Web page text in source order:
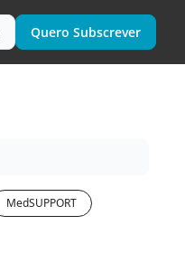
Quero Subscrever
MedSUPPORT